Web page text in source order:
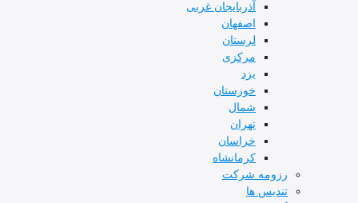
آذربایجان غربی
اصفهان
لرستان
مرکزی
یزد
خوزستان
شمال
تهران
خراسان
کرمانشاه
رزومه شرکت
تندیس ها